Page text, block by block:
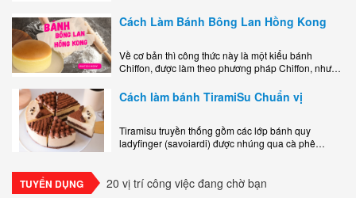
Cách Làm Bánh Bông Lan Hồng Kong
Về cơ bản thì công thức này là một kiểu bánh
Chiffon, được làm theo phương pháp Chiffon, nhưng
ngon, làm..
Cách làm bánh TiramiSu Chuẩn vị
Tiramisu truyền thống gồm các lớp bánh quy
ladyfinger (savoiardi) được nhúng qua cà phê
TUYỂN DỤNG 20 vị trí công việc đang chờ bạn